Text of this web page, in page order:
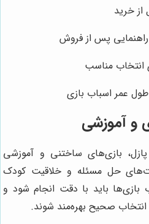
خرید
پس از فروش
انتخاب مناسب
عمر اسباب بازی
و آموزشی
بازی‌های ساختنی و آموزشی
حل مسئله و خلاقیت کودک
باید با دقت انجام شود و
انتخاب صحیح بهره‌مند شوند.